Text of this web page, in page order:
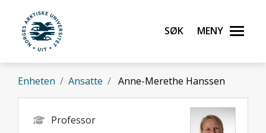
Gå til hovedinnhold
UiT Norges arktiske universitet
Søk Meny
Enheten Ansatte Anne-Merethe Hanssen
Professor